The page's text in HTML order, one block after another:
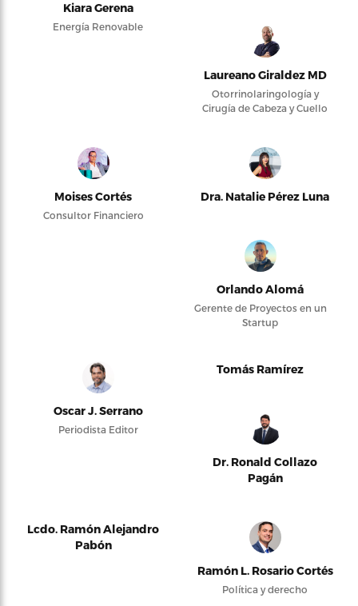
Kiara Gerena
Energía Renovable
Laureano Giraldez MD
Otorrinolaringología y
Cirugía de Cabeza y Cuello
Moises Cortés
Consultor Financiero
Dra. Natalie Pérez Luna
Orlando Alomá
Gerente de Proyectos en un
Startup
Oscar J. Serrano
Periodista Editor
Tomás Ramírez
Dr. Ronald Collazo
Pagán
Lcdo. Ramón Alejandro
Pabón
Ramón L. Rosario Cortés
Política y derecho